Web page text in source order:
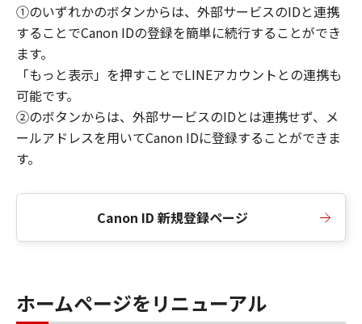
①のいずれかのボタンからは、外部サービスのIDと連携
することでCanon IDの登録を簡単に続行することができ
ます。
「もっと表示」を押すことでLINEアカウントとの連携も
可能です。
②のボタンからは、外部サービスのIDとは連携せず、メ
ールアドレスを用いてCanon IDに登録することができま
す。
Canon ID 新規登録ページ
ホームページをリニューアル